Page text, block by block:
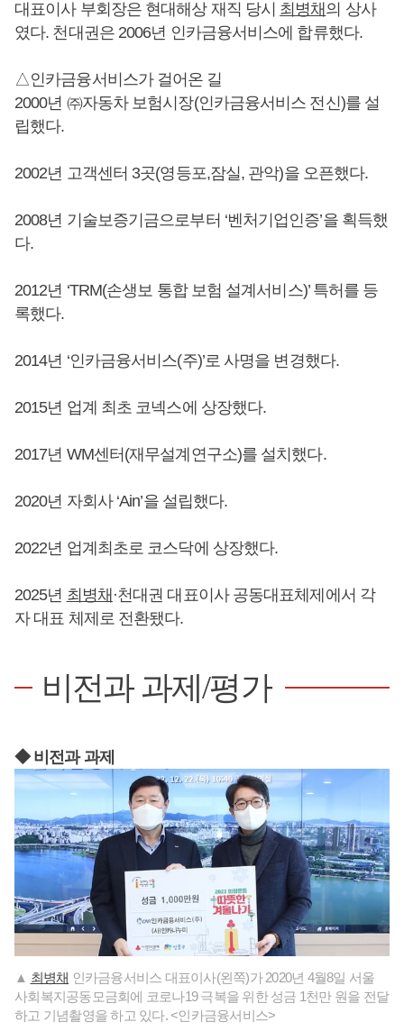
대표이사 부회장은 현대해상 재직 당시 최병채의 상사
였다. 천대권은 2006년 인카금융서비스에 합류했다.
△인카금융서비스가 걸어온 길
2000년 ㈜자동차 보험시장(인카금융서비스 전신)를 설
립했다.
2002년 고객센터 3곳(영등포,잠실, 관악)을 오픈했다.
2008년 기술보증기금으로부터 ‘벤처기업인증’을 획득했
다.
2012년 ‘TRM(손생보 통합 보험 설계서비스)’ 특허를 등
록했다.
2014년 ‘인카금융서비스(주)’로 사명을 변경했다.
2015년 업계 최초 코넥스에 상장했다.
2017년 WM센터(재무설계연구소)를 설치했다.
2020년 자회사 ‘Ain’을 설립했다.
2022년 업계최초로 코스닥에 상장했다.
2025년 최병채·천대권 대표이사 공동대표체제에서 각
자 대표 체제로 전환됐다.
비전과 과제/평가
◆ 비전과 과제
▲ 최병채 인카금융서비스 대표이사(왼쪽)가 2020년 4월8일 서울
사회복지공동모금회에 코로나19 극복을 위한 성금 1천만 원을 전달
하고 기념촬영을 하고 있다. <인카금융서비스>